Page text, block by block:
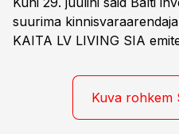
suurima
KAITA LV LIVING SIA
ja minimaalne
Kuva rohkem